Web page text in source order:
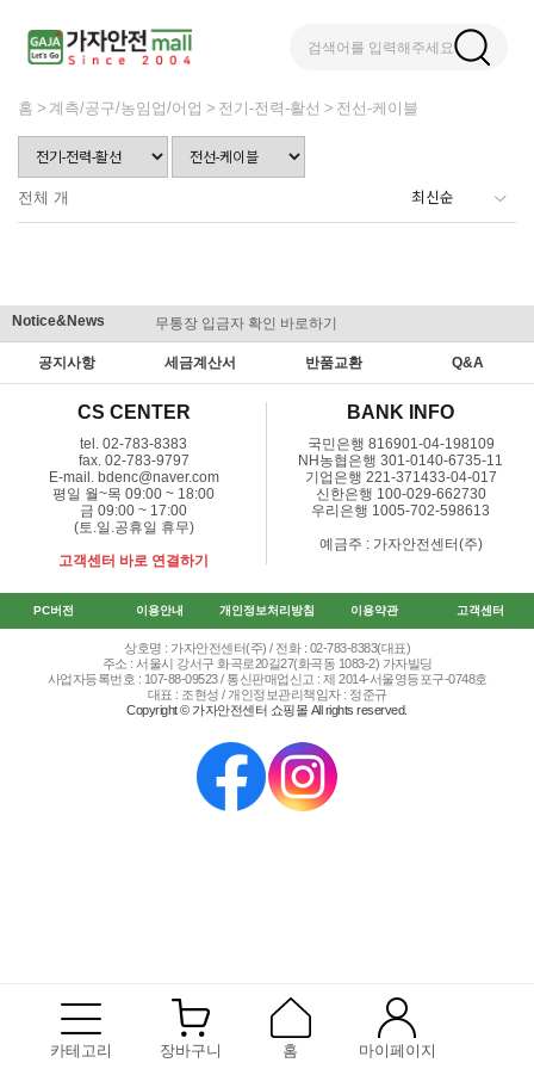
검색어를 입력해주세요
카테고리 장바구니 홈 마이페이지
홈 계측/공구/농임업/어업 전기-전력-활선 전선-케이블
전체 개
Notice&News 무통장 입금자 확인 바로하기
공지사항 세금계산서 반품교환 Q&A
CS CENTER
tel. 02-783-8383
fax. 02-783-9797
E-mail. bdenc@naver.com
평일 월~목 09:00 ~ 18:00
금 09:00 ~ 17:00
(토.일.공휴일 휴무)
고객센터 바로 연결하기
BANK INFO
국민은행 816901-04-198109
NH농협은행 301-0140-6735-11
기업은행 221-371433-04-017
신한은행 100-029-662730
우리은행 1005-702-598613
예금주 : 가자안전센터(주)
PC버전 이용안내 개인정보처리방침 이용약관 고객센터
상호명 : 가자안전센터(주) / 전화 : 02-783-8383(대표)
주소 : 서울시 강서구 화곡로20길27(화곡동 1083-2) 가자빌딩
사업자등록번호 : 107-88-09523 / 통신판매업신고 : 제 2014-서울영등포구-0748호
대표 : 조현성 / 개인정보관리책임자 : 정준규
Copyright © 가자안전센터 쇼핑몰 All rights reserved.